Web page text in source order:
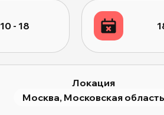
10 - 18
Локация
Москва, Московская область